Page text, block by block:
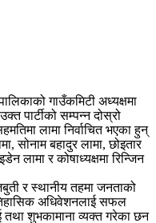
गाउँकमिटी अध्यक्षमा
पार्टीको सम्पन्न दोस्रो
लामा निर्वाचित भएका हुन्
सोनाम बहादुर लामा, छोइतार
लामा र कोषाध्यक्षमा रिन्जिन
र स्थानीय तहमा जनताको
अधिवेशनलाई सफल
तथा शुभकामाना व्यक्त गरेका छन